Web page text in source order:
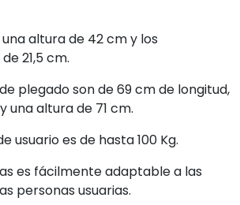
altura de 42 cm y los
21,5 cm.
plegado son de 69 cm de longitud,
una altura de 71 cm.
usuario es de hasta 100 Kg.
es fácilmente adaptable a las
personas usuarias.